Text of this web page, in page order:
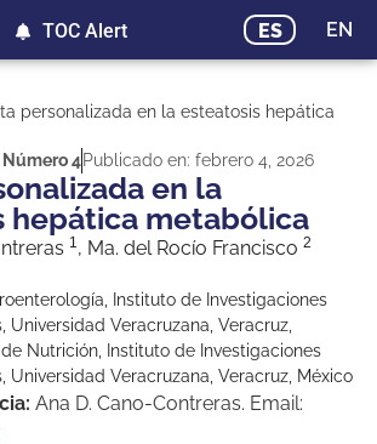
ES EN
TOC Alert
personalizada en la esteatosis hepática
4Publicado en: febrero 4, 2026
en la
hepática metabólica
1, Ma. del Rocío Francisco 2
Instituto de Investigaciones
Universidad Veracruzana, Veracruz,
Nutrición, Instituto de Investigaciones
Universidad Veracruzana, Veracruz, México
Ana D. Cano-Contreras. Email: